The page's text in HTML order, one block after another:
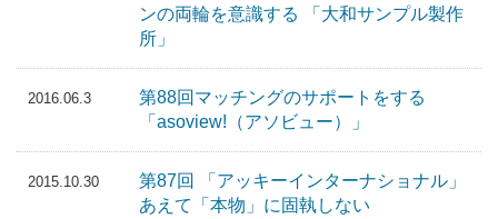
ンの両輪を意識する 「大和サンプル製作
所」
2016.06.3
第88回マッチングのサポートをする
「asoview!（アソビュー）」
2015.10.30
第87回 「アッキーインターナショナル」
あえて「本物」に固執しない